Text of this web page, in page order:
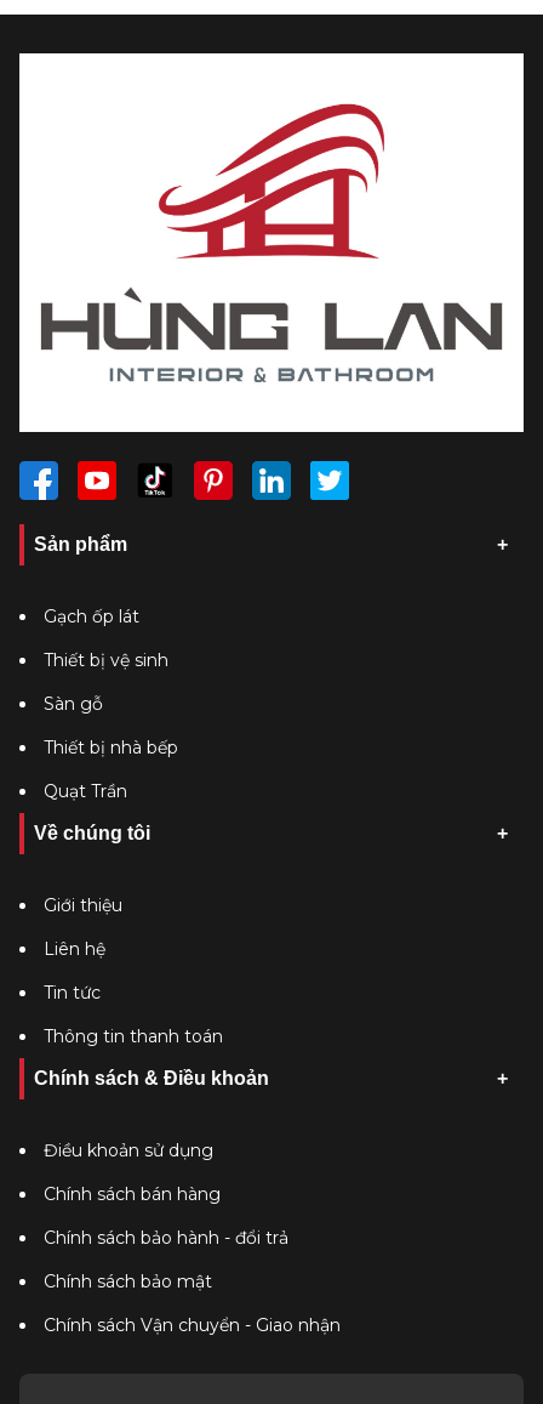
Sản phẩm
Gạch ốp lát
Thiết bị vệ sinh
Sàn gỗ
Thiết bị nhà bếp
Quạt Trần
Về chúng tôi
Giới thiệu
Liên hệ
Tin tức
Thông tin thanh toán
Chính sách & Điều khoản
Điều khoản sử dụng
Chính sách bán hàng
Chính sách bảo hành - đổi trả
Chính sách bảo mật
Chính sách Vận chuyển - Giao nhận